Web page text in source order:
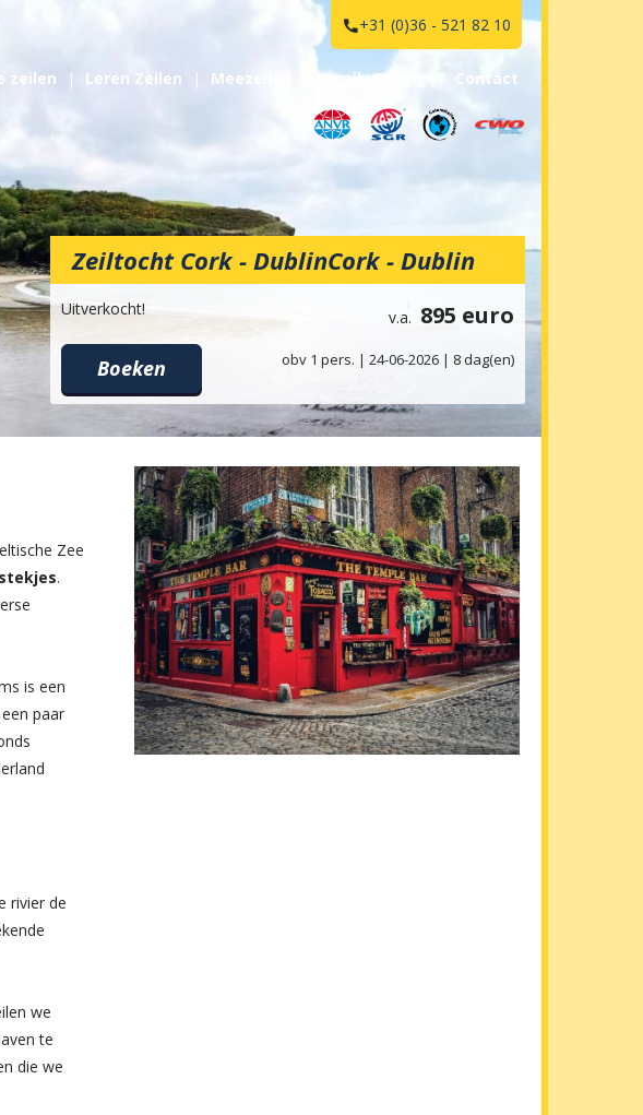
Zeiltocht Cork - Dublin
Boeken
v.a.
Zee
.
is een
paar
rivier de
we
te
die we
+31 (0)36 - 521 82 10
zeilen Leren Zeilen Meezeilen Family Sailing Contact